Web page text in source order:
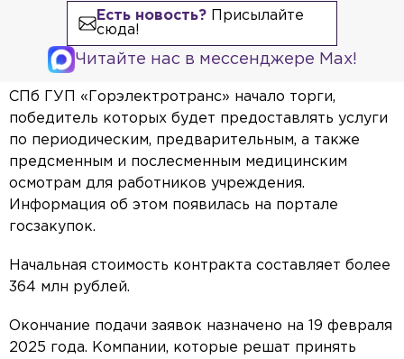
Есть новость?Присылайте
сюда!
Читайте нас в мессенджере Max!
СПб ГУП «Горэлектротранс» начало торги,
победитель которых будет предоставлять услуги
по периодическим, предварительным, а также
предсменным и послесменным медицинским
осмотрам для работников учреждения.
Информация об этом появилась на портале
госзакупок.
Начальная стоимость контракта составляет более
364 млн рублей.
Окончание подачи заявок назначено на 19 февраля
2025 года. Компании, которые решат принять